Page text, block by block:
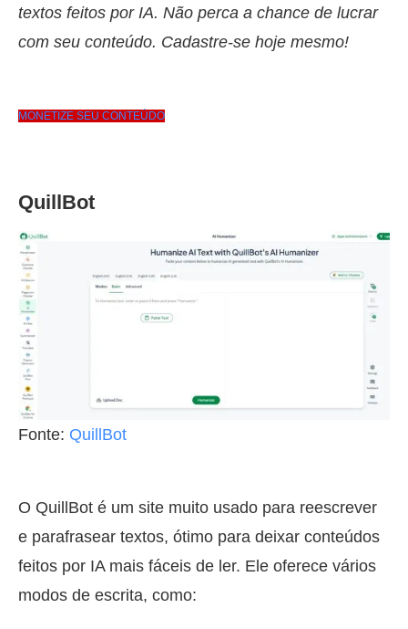
textos feitos por IA. Não perca a chance de lucrar
com seu conteúdo. Cadastre-se hoje mesmo!
MONETIZE SEU CONTEÚDO
QuillBot
Fonte: QuillBot
O QuillBot é um site muito usado para reescrever
e parafrasear textos, ótimo para deixar conteúdos
feitos por IA mais fáceis de ler. Ele oferece vários
modos de escrita, como: